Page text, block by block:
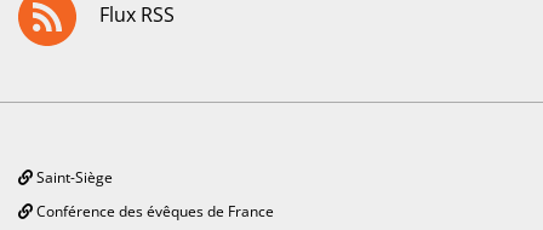
Flux RSS
Saint-Siège
Conférence des évêques de France